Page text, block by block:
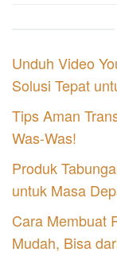
Unduh Video
Solusi Tepat
Tips Aman
Was-Was!
Produk
untuk Masa
Cara Membuat
Mudah, Bisa